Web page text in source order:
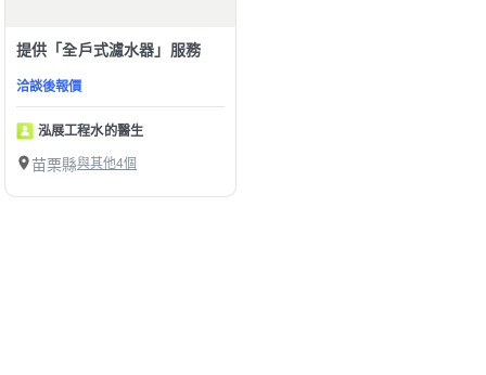
提供「全戶式濾水器」服務
洽談後報價
泓展工程水的醫生
苗栗縣與其他4個